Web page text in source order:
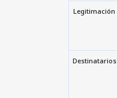
Legitimación
Destinatarios